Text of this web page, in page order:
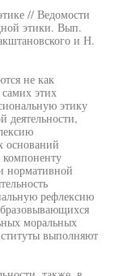
// Ведомости
этики. Вып.
и Н.
не как
этих
этику
деятельности,
оснований
компоненту
нормативной
рефлексию
моральных
выполняют